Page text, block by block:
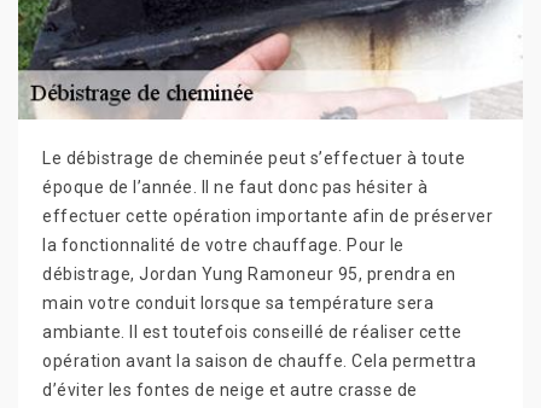
Le débistrage de cheminée peut s’effectuer à toute
époque de l’année. Il ne faut donc pas hésiter à
effectuer cette opération importante afin de préserver
la fonctionnalité de votre chauffage. Pour le
débistrage, Jordan Yung Ramoneur 95, prendra en
main votre conduit lorsque sa température sera
ambiante. Il est toutefois conseillé de réaliser cette
opération avant la saison de chauffe. Cela permettra
d’éviter les fontes de neige et autre crasse de